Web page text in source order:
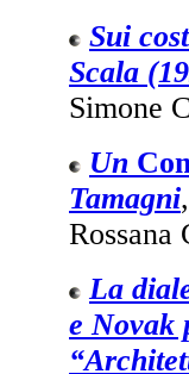
Sui
Scala
Simone
Un
Tamagni,
Rossana
La
e Novak